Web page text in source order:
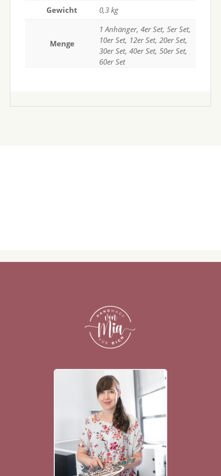
Gewicht 0,3 kg
Menge
1 Anhänger, 4er Set, 5er Set,
10er Set, 12er Set, 20er Set,
30er Set, 40er Set, 50er Set,
60er Set